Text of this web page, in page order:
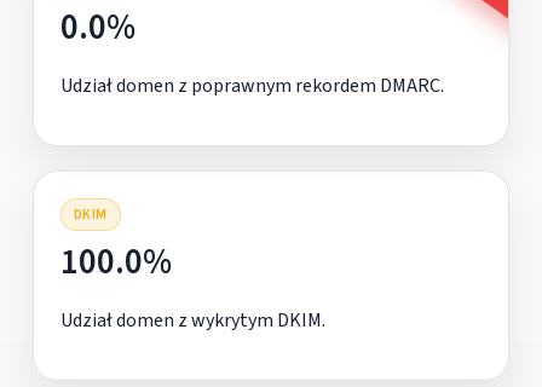
0.0%
Udział domen z poprawnym rekordem DMARC.
DKIM
100.0%
Udział domen z wykrytym DKIM.